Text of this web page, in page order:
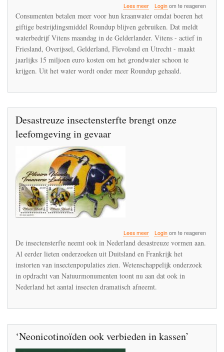
Lees meerover
dat
de
agrarische
moet
ophouden
van
Loginom te reageren
Consumenten betalen meer voor hun kraanwater omdat boeren het
giftige bestrijdingsmiddel Roundup blijven gebruiken. Dat meldt
waterbedrijf Vitens maandag in de Gelderlander. Vitens - actief in
Friesland, Overijssel, Gelderland, Flevoland en Utrecht - maakt
jaarlijks 15 miljoen euro kosten om het grondwater schoon te
krijgen. Uit het water wordt onder meer Roundup gehaald.
Desastreuze insectensterfte brengt onze
leefomgeving in gevaar
Lees meerover
Desastreuze
brengt
onze
leefomgeving
gevaar
Loginom te reageren
De insectensterfte neemt ook in Nederland desastreuze vormen aan.
Al eerder lieten onderzoeken uit Duitsland en Frankrijk het
instorten van insectenpopulaties zien. Wetenschappelijk onderzoek
in opdracht van Natuurmonumenten toont nu aan dat ook in
Nederland het aantal insecten dramatisch afneemt.
‘Neonicotinoïden ook verbieden in kassen’